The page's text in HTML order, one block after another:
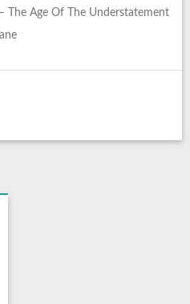
The Age Of The Understatement